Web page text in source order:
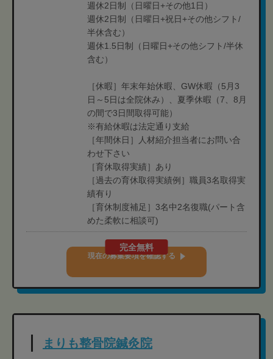
週休2日制（日曜日+その他1日）
週休2日制（日曜日+祝日+その他シフト/
半休含む）
週休1.5日制（日曜日+その他シフト/半休
含む）
［休暇］年末年始休暇、GW休暇（5月3
日～5日は全院休み）、夏季休暇（7、8月
の間で3日間取得可能）
※有給休暇は法定通り支給
［年間休日］人材紹介担当者にお問い合
わせ下さい
［育休取得実績］あり
［過去の育休取得実績例］職員3名取得実
績有り
［育休制度補足］3名中2名復職(パート含
めた柔軟に相談可)
完全無料
現在の募集要項を確認する
まりも整骨院鍼灸院